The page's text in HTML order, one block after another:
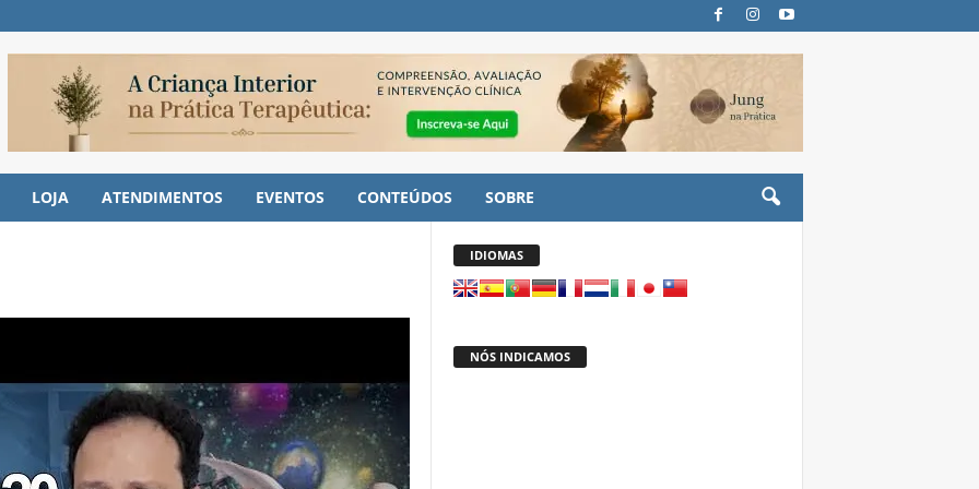
LOJA ATENDIMENTOS EVENTOS CONTEÚDOS SOBRE
IDIOMAS
NÓS INDICAMOS